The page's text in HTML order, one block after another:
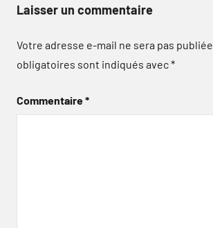
Laisser un commentaire
Votre adresse e-mail ne sera pas publiée.
obligatoires sont indiqués avec*
Commentaire*